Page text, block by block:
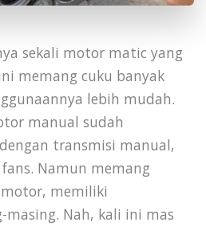
sekali motor matic yang
memang cuku banyak
lebih mudah.
manual sudah
transmisi manual,
Namun memang
memiliki
Nah, kali ini mas